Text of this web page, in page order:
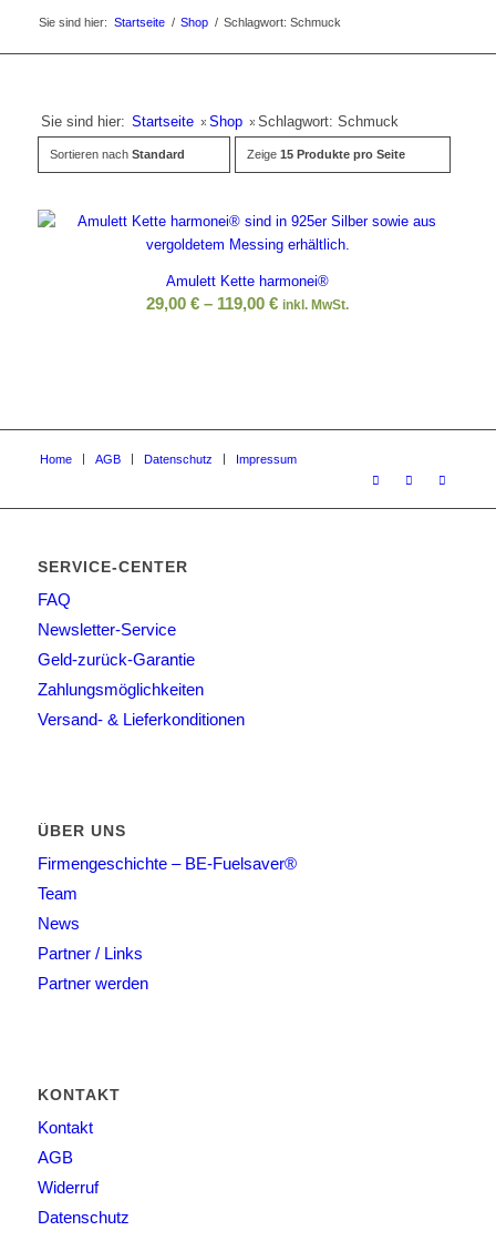
Sie sind hier: Startseite / Shop / Schlagwort: Schmuck
Sie sind hier: Startseite » Shop » Schlagwort: Schmuck
Sortieren nach Standard Zeige 15 Produkte pro Seite
Amulett Kette harmonei®
29,00€ – 119,00€ inkl. MwSt.
Home AGB Datenschutz Impressum
SERVICE-CENTER
FAQ
Newsletter-Service
Geld-zurück-Garantie
Zahlungsmöglichkeiten
Versand- & Lieferkonditionen
ÜBER UNS
Firmengeschichte – BE-Fuelsaver®
Team
News
Partner / Links
Partner werden
KONTAKT
Kontakt
AGB
Widerruf
Datenschutz